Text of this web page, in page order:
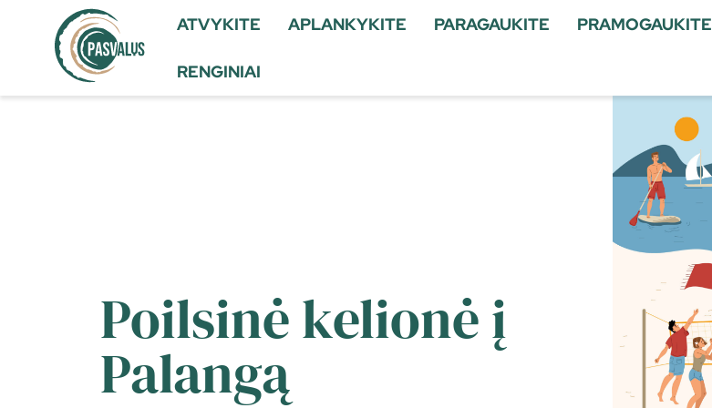
ATVYKITE APLANKYKITE PARAGAUKITE PRAMOGAUKITE
RENGINIAI
Poilsinė kelionė į
Palangą